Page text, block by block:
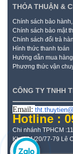
THỎA THUẬN &
Chính sách bảo hành,
Chính sách bảo mật
Chính sách đổi trả
Hình thức thanh toán
Hướng dẫn mua
Phương thức vận
CÔNG TY TNHH
Email:
Hotline :
Chi nhánh TPHCM
Kho: 21/20/77-79 Lê